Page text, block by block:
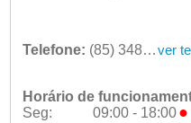
Telefone: (85) 3484-6525 ver
Horário de
Seg:
09:00 - 18:00 ●